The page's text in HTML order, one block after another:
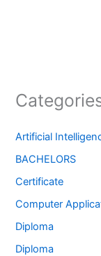
Artificial
BACHELORS
Certificate
Computer
Diploma
Diploma